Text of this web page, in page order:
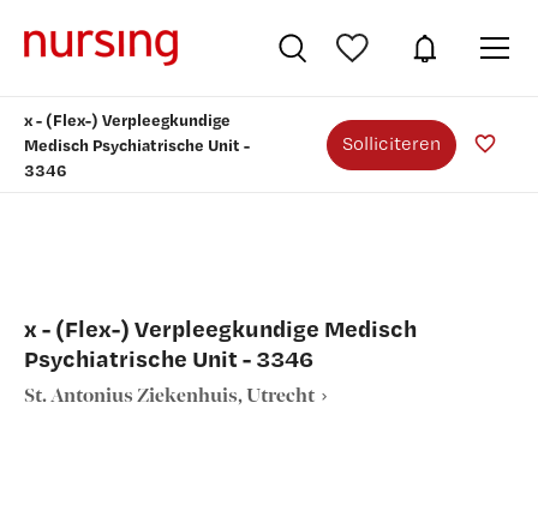
x - (Flex-) Verpleegkundige
Medisch Psychiatrische Unit -
3346
Solliciteren
x - (Flex-) Verpleegkundige Medisch
Psychiatrische Unit - 3346
St. Antonius Ziekenhuis, Utrecht